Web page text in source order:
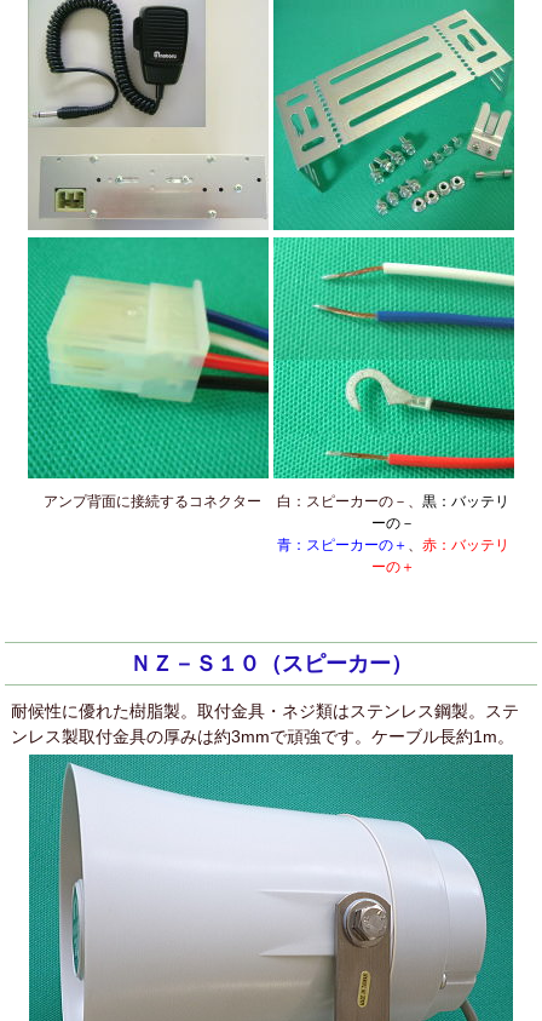
アンプ背面に接続するコネクター 白：スピーカーの－、 黒：バッテリ
ーの－
青：スピーカーの＋ 、 赤：バッテリ
ーの＋
ＮＺ－Ｓ１０（スピーカー）
耐候性に優れた樹脂製。取付金具・ネジ類はステンレス鋼製。ステ
ンレス製取付金具の厚みは約3mmで頑強です。ケーブル長約1m。